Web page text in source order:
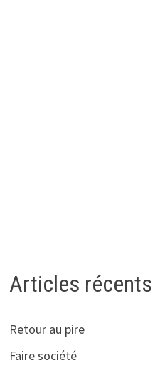
Articles récents
Retour au pire
Faire société